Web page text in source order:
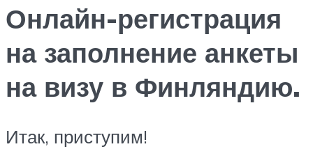
Онлайн-регистрация
на заполнение анкеты
на визу в Финляндию.
Итак, приступим!